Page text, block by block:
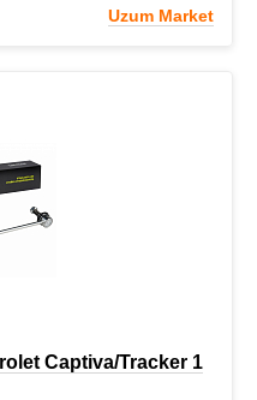
Uzum Market
Captiva/Tracker 1